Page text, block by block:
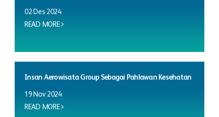
02 Des 2024
READ MORE
Insan Aerowisata Group Sebagai Pahlawan Kesehatan
19 Nov 2024
READ MORE